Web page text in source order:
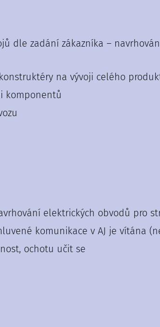
dle zadání zákazníka –
na vývoji celého
komponentů
elektrických obvodů pro
komunikace v AJ je vítána
ochotu učit se